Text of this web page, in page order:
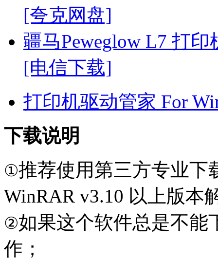
[夸克网盘]
疆马Peweglow L7 打
[电信下载]
打印机驱动管家 For
下载说明
①推荐使用第三方专业下
WinRAR v3.10 以上版本
②如果这个软件总是不能
作；